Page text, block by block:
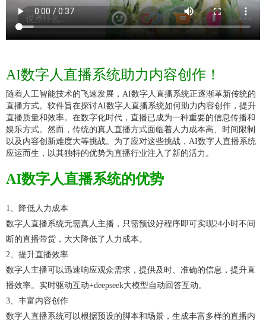
AI数字人直播系统助力内容创作！
随着人工智能技术的飞速发展，AI数字人直播系统正逐渐革新传统的
直播方式。 软件旨在探讨AI数字人直播系统如何助力内容创作， 提升
直播质量和效率。 在数字化时代，直播已成为一种重要的信息传播和
娱乐方式。然而，传统的真人直播方式面临着人力成本高、时间限制
以及内容创新难度大等挑战。为了应对这些挑战， AI数字人直播系统
应运而生，以其独特的优势为直播行业注入了新的活力。
AI数字人直播系统的优势
1、降低人力成本
数字人直播系统无需真人主播，只需预设好程序即可实现24小时不间
断的直播带货，大大降低了人力成本。
2、提升直播效率
数字人主播可以迅速响应观众需求，提供及时、准确的信息，提升直
播效率。实时驱动互动+deepseek大模型自动回答互动。
3、丰富内容创作
数字人直播系统可以根据预设的脚本和场景，生成丰富多样的直播内